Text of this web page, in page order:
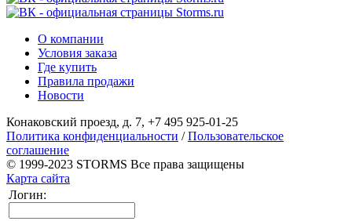
О компании
Условия заказа
Где купить
Правила продажи
Новости
Конаковский проезд, д. 7, +7 495 925-01-25
Политика конфиденциальности /Пользовательское
соглашение
© 1999-2023 STORMS Все права защищены
Карта сайта
Логин: